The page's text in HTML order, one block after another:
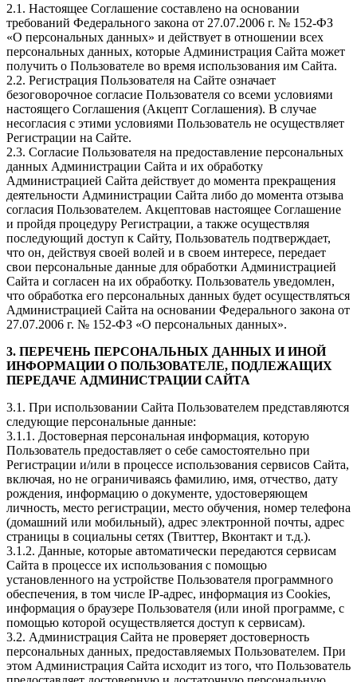
2.1. Настоящее Соглашение составлено на основании
требований Федерального закона от 27.07.2006 г. № 152-ФЗ
«О персональных данных» и действует в отношении всех
персональных данных, которые Администрация Сайта может
получить о Пользователе во время использования им Сайта.
2.2. Регистрация Пользователя на Сайте означает
безоговорочное согласие Пользователя со всеми условиями
настоящего Соглашения (Акцепт Соглашения). В случае
несогласия с этими условиями Пользователь не осуществляет
Регистрации на Сайте.
2.3. Согласие Пользователя на предоставление персональных
данных Администрации Сайта и их обработку
Администрацией Сайта действует до момента прекращения
деятельности Администрации Сайта либо до момента отзыва
согласия Пользователем. Акцептовав настоящее Соглашение
и пройдя процедуру Регистрации, а также осуществляя
последующий доступ к Сайту, Пользователь подтверждает,
что он, действуя своей волей и в своем интересе, передает
свои персональные данные для обработки Администрацией
Сайта и согласен на их обработку. Пользователь уведомлен,
что обработка его персональных данных будет осуществляться
Администрацией Сайта на основании Федерального закона от
27.07.2006 г. № 152-ФЗ «О персональных данных».
3. ПЕРЕЧЕНЬ ПЕРСОНАЛЬНЫХ ДАННЫХ И ИНОЙ
ИНФОРМАЦИИ О ПОЛЬЗОВАТЕЛЕ, ПОДЛЕЖАЩИХ
ПЕРЕДАЧЕ АДМИНИСТРАЦИИ САЙТА
3.1. При использовании Сайта Пользователем представляются
следующие персональные данные:
3.1.1. Достоверная персональная информация, которую
Пользователь предоставляет о себе самостоятельно при
Регистрации и/или в процессе использования сервисов Сайта,
включая, но не ограничиваясь фамилию, имя, отчество, дату
рождения, информацию о документе, удостоверяющем
личность, место регистрации, место обучения, номер телефона
(домашний или мобильный), адрес электронной почты, адрес
страницы в социальны сетях (Твиттер, Вконтакт и т.д.).
3.1.2. Данные, которые автоматически передаются сервисам
Сайта в процессе их использования с помощью
установленного на устройстве Пользователя программного
обеспечения, в том числе IP-адрес, информация из Cookies,
информация о браузере Пользователя (или иной программе, с
помощью которой осуществляется доступ к сервисам).
3.2. Администрация Сайта не проверяет достоверность
персональных данных, предоставляемых Пользователем. При
этом Администрация Сайта исходит из того, что Пользователь